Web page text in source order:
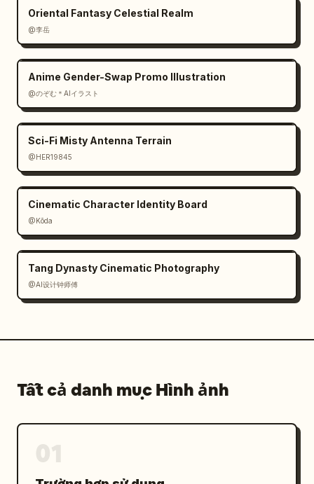
Oriental Fantasy Celestial Realm
@李岳
Anime Gender-Swap Promo Illustration
@のぞむ＊AIイラスト
Sci-Fi Misty Antenna Terrain
@HER19845
Cinematic Character Identity Board
@Kōda
Tang Dynasty Cinematic Photography
@AI设计钟师傅
Tất cả danh mục Hình ảnh